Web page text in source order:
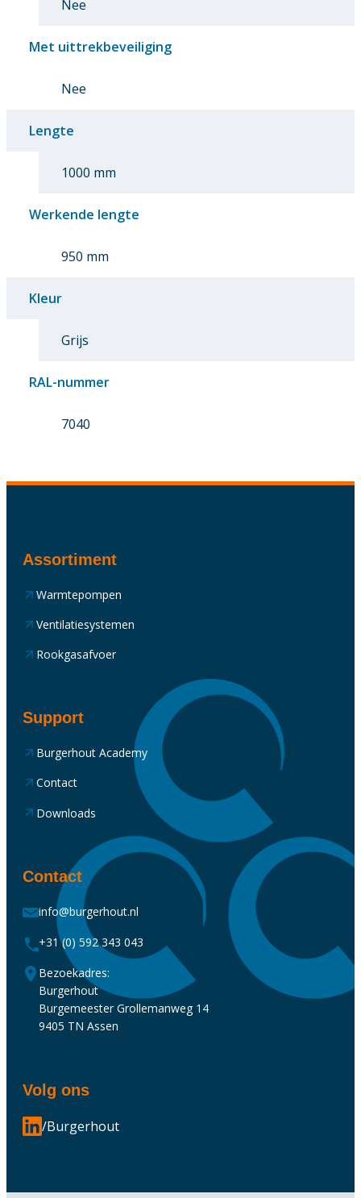
Nee
Met uittrekbeveiliging
Nee
Lengte
1000 mm
Werkende lengte
950 mm
Kleur
Grijs
RAL-nummer
7040
Assortiment
Warmtepompen
Ventilatiesystemen
Rookgasafvoer
Support
Burgerhout Academy
Contact
Downloads
Contact
info@burgerhout.nl
+31 (0) 592 343 043
Bezoekadres:
Burgerhout
Burgemeester Grollemanweg 14
9405 TN Assen
Volg ons
/Burgerhout